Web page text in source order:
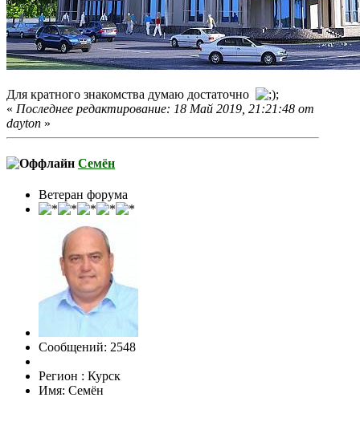
Для кратного знакомства думаю достаточно
« Последнее редактирование: 18 Май 2019, 21:21:48 от
dayton »
Семён
Ветеран форума
Сообщений: 2548
Регион : Курск
Имя: Семён